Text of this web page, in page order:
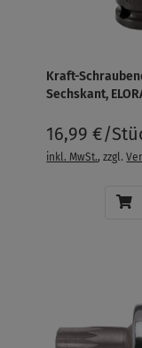
Kraft-
Sechskant,
16,99 €/
inkl. MwSt., zzgl.